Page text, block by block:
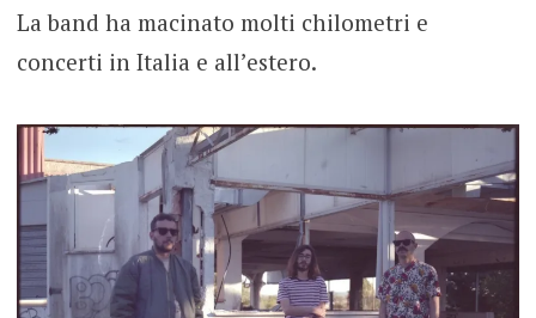
La band ha macinato molti chilometri e
concerti in Italia e all’estero.